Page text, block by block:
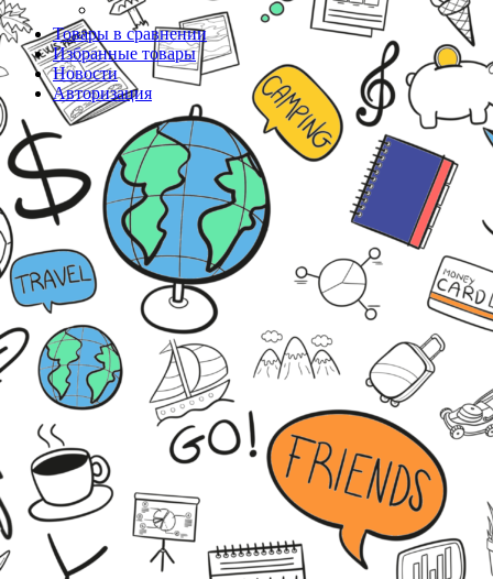
Товары в сравнении
Избранные товары
Новости
Авторизация